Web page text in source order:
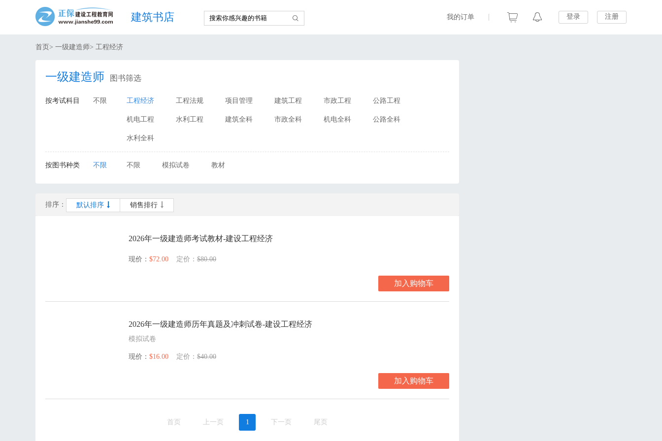
建筑书店 登录 注册
我的订单
首页 > 一级建造师> 工程经济
一级建造师 图书筛选
按考试科目 不限 工程经济 工程法规 项目管理 建筑工程 市政工程 公路工程
机电工程 水利工程 建筑全科 市政全科 机电全科 公路全科
水利全科
按图书种类 不限 不限 模拟试卷 教材
排序： 默认排序 销售排行
2026年一级建造师考试教材-建设工程经济
现价： $72.00 定价： $80.00
加入购物车
2026年一级建造师历年真题及冲刺试卷-建设工程经济
模拟试卷
现价： $16.00 定价： $40.00
加入购物车
首页 上一页 1 下一页 尾页